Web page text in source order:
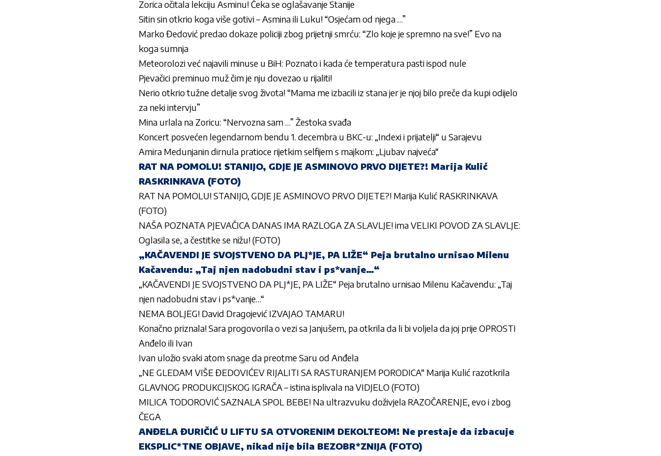
Zorica očitala lekciju Asminu! Čeka se oglašavanje Stanije
Sitin sin otkrio koga više gotivi – Asmina ili Luku! “Osjećam od njega …”
Marko Đedović predao dokaze policiji zbog prijetnji smrću: “Zlo koje je spremno na sve!” Evo na
koga sumnja
Meteorolozi već najavili minuse u BiH: Poznato i kada će temperatura pasti ispod nule
Pjevačici preminuo muž čim je nju dovezao u rijaliti!
Nerio otkrio tužne detalje svog života! “Mama me izbacili iz stana jer je njoj bilo preče da kupi odijelo
za neki intervju”
Mina urlala na Zoricu: “Nervozna sam …” Žestoka svađa
Koncert posvećen legendarnom bendu 1. decembra u BKC-u: „Indexi i prijatelji“ u Sarajevu
Amira Medunjanin dirnula pratioce rijetkim selfijem s majkom: „Ljubav najveća“
RAT NA POMOLU! STANIJO, GDJE JE ASMINOVO PRVO DIJETE?! Marija Kulić
RASKRINKAVA (FOTO)
RAT NA POMOLU! STANIJO, GDJE JE ASMINOVO PRVO DIJETE?! Marija Kulić RASKRINKAVA
(FOTO)
NAŠA POZNATA PJEVAČICA DANAS IMA RAZLOGA ZA SLAVLJE! ima VELIKI POVOD ZA SLAVLJE:
Oglasila se, a čestitke se nižu! (FOTO)
„KAČAVENDI JE SVOJSTVENO DA PLJ*JE, PA LIŽE“ Peja brutalno urnisao Milenu
Kačavendu: „Taj njen nadobudni stav i ps*vanje…“
„KAČAVENDI JE SVOJSTVENO DA PLJ*JE, PA LIŽE“ Peja brutalno urnisao Milenu Kačavendu: „Taj
njen nadobudni stav i ps*vanje…“
NEMA BOLJEG! David Dragojević IZVAJAO TAMARU!
Konačno priznala! Sara progovorila o vezi sa Janjušem, pa otkrila da li bi voljela da joj prije OPROSTI
Anđelo ili Ivan
Ivan uložio svaki atom snage da preotme Saru od Anđela
„NE GLEDAM VIŠE ĐEDOVIĆEV RIJALITI SA RASTURANJEM PORODICA“ Marija Kulić razotkrila
GLAVNOG PRODUKCIJSKOG IGRAČA – istina isplivala na VIDJELO (FOTO)
MILICA TODOROVIĆ SAZNALA SPOL BEBE! Na ultrazvuku doživjela RAZOČARENJE, evo i zbog
ČEGA
ANĐELA ĐURIČIĆ U LIFTU SA OTVORENIM DEKOLTEOM! Ne prestaje da izbacuje
EKSPLIC*TNE OBJAVE, nikad nije bila BEZOBR*ZNIJA (FOTO)